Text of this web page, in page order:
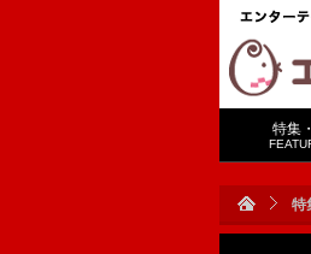
特集
特